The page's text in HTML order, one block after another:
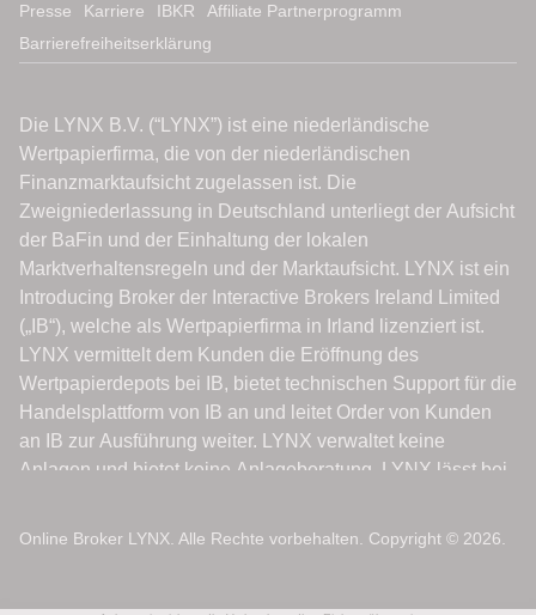
Presse
Karriere IBKR
Affiliate Partnerprogramm
Barrierefreiheitserklärung
Online Broker LYNX. Alle Rechte vorbehalten. Copyright © 2026.